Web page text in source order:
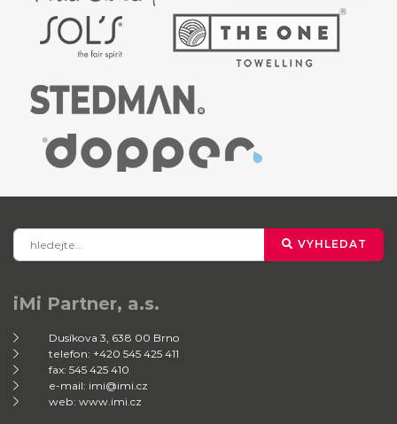
VYHLEDAT
iMi Partner, a.s.
Dusíkova 3, 638 00 Brno
telefon: +420 545 425 411
fax: 545 425 410
e-mail: imi@imi.cz
web: www.imi.cz